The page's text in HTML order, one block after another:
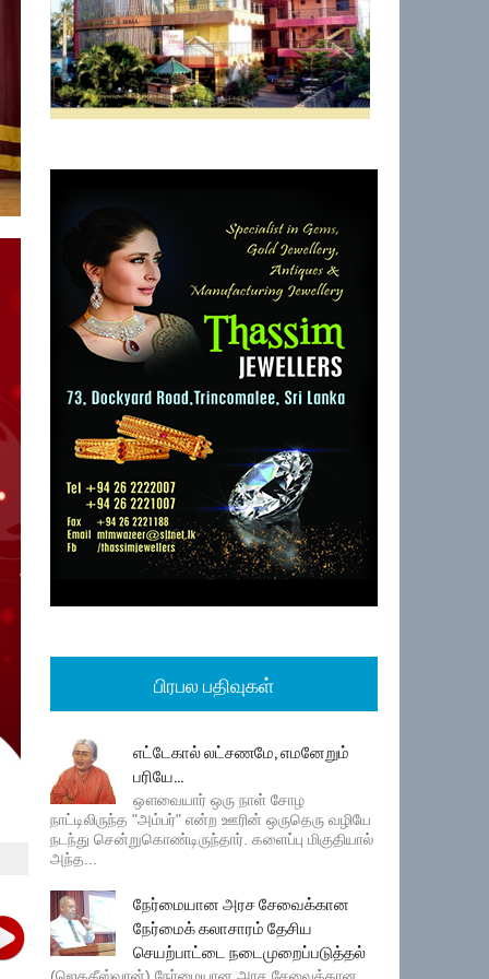
பிரபல பதிவுகள்
எட்டேகால் லட்சணமே, எமனேறும்
பரியே...
ஔவையார் ஒரு நாள் சோழ
நாட்டிலிருந்த "அம்பர்" என்ற ஊரின் ஒருதெரு வழியே
நடந்து சென்றுகொண்டிருந்தார். களைப்பு மிகுதியால்
அந்த...
நேர்மையான அரச சேவைக்கான
நேர்மைக் கலாசாரம் தேசிய
செயற்பாட்டை நடைமுறைப்படுத்தல்
(ஜெகதீஸ்வரன்) நேர்மையான அரச சேவைக்கான